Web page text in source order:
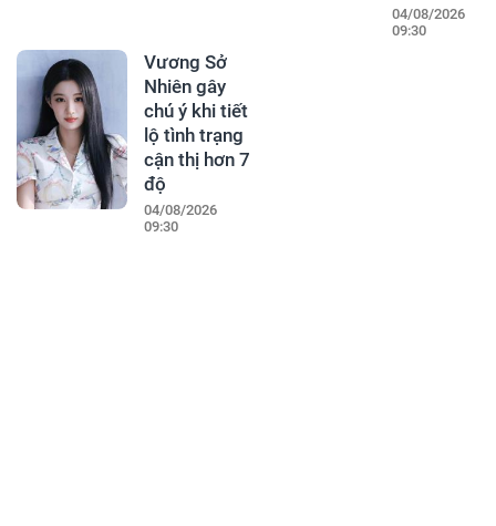
04/08/2026
09:30
Vương Sở
Nhiên gây
chú ý khi tiết
lộ tình trạng
cận thị hơn 7
độ
04/08/2026
09:30